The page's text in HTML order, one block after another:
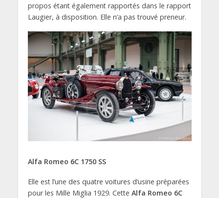
propos étant également rapportés dans le rapport
Laugier, à disposition. Elle n’a pas trouvé preneur.
Alfa Romeo 6C 1750 SS
Elle est l’une des quatre voitures d’usine préparées
pour les Mille Miglia 1929. Cette Alfa Romeo 6C